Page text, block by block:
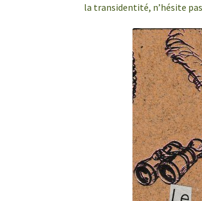
la transidentité, n’hésite